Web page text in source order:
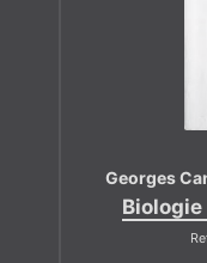
Georges